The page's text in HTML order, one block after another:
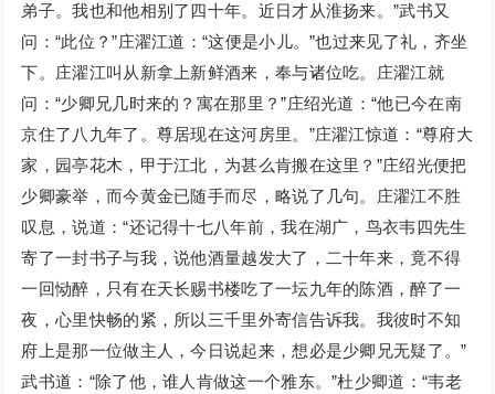
弟子。我也和他相别了四十年。近日才从淮扬来。”武书又
问：“此位？”庄濯江道：“这便是小儿。”也过来见了礼，齐坐
下。庄濯江叫从新拿上新鲜酒来，奉与诸位吃。庄濯江就
问：“少卿兄几时来的？寓在那里？”庄绍光道：“他已今在南
京住了八九年了。尊居现在这河房里。”庄濯江惊道：“尊府大
家，园亭花木，甲于江北，为甚么肯搬在这里？”庄绍光便把
少卿豪举，而今黄金已随手而尽，略说了几句。庄濯江不胜
叹息，说道：“还记得十七八年前，我在湖广，鸟衣韦四先生
寄了一封书子与我，说他酒量越发大了，二十年来，竟不得
一回恸醉，只有在天长赐书楼吃了一坛九年的陈酒，醉了一
夜，心里快畅的紧，所以三千里外寄信告诉我。我彼时不知
府上是那一位做主人，今日说起来，想必是少卿兄无疑了。”
武书道：“除了他，谁人肯做这一个雅东。”杜少卿道：“韦老